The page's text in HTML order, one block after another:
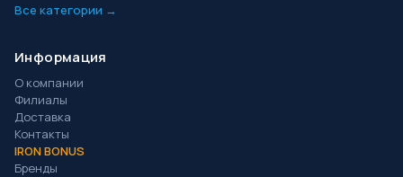
Все категории →
Информация
О компании
Филиалы
Доставка
Контакты
IRON BONUS
Бренды